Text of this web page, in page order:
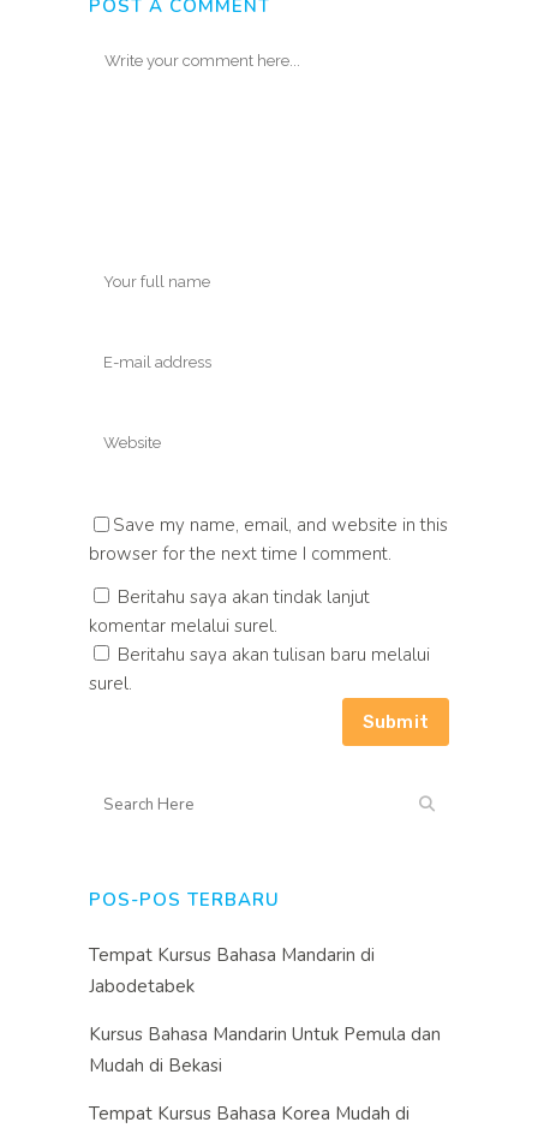
POST A COMMENT
Save my name, email, and website in this
browser for the next time I comment.
Beritahu saya akan tindak lanjut
komentar melalui surel.
Beritahu saya akan tulisan baru melalui
surel.
POS-POS TERBARU
Tempat Kursus Bahasa Mandarin di
Jabodetabek
Kursus Bahasa Mandarin Untuk Pemula dan
Mudah di Bekasi
Tempat Kursus Bahasa Korea Mudah di